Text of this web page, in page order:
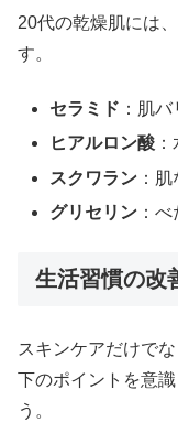
20代の乾燥肌には
す。
セラミド ：肌
ヒアルロン酸
スクワラン ：
グリセリン ：
生活習慣の改
スキンケアだけで
下のポイントを意
う。